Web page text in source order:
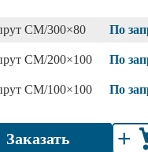
По
СМ/300×80
По
СМ/200×100
По
СМ/100×100
Заказать +